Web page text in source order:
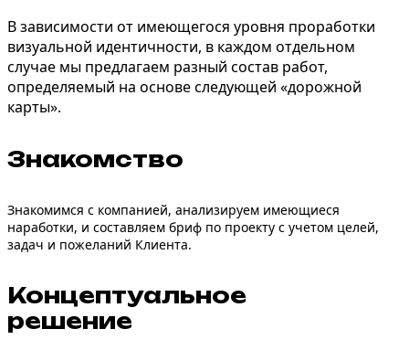
В зависимости от имеющегося уровня проработки
визуальной идентичности, в каждом отдельном
случае мы предлагаем разный состав работ,
определяемый на основе следующей «дорожной
карты».
Знакомство
Знакомимся с компанией, анализируем имеющиеся
наработки, и составляем бриф по проекту с учетом целей,
задач и пожеланий Клиента.
Концептуальное
решение